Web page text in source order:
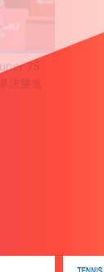
75
決勝進